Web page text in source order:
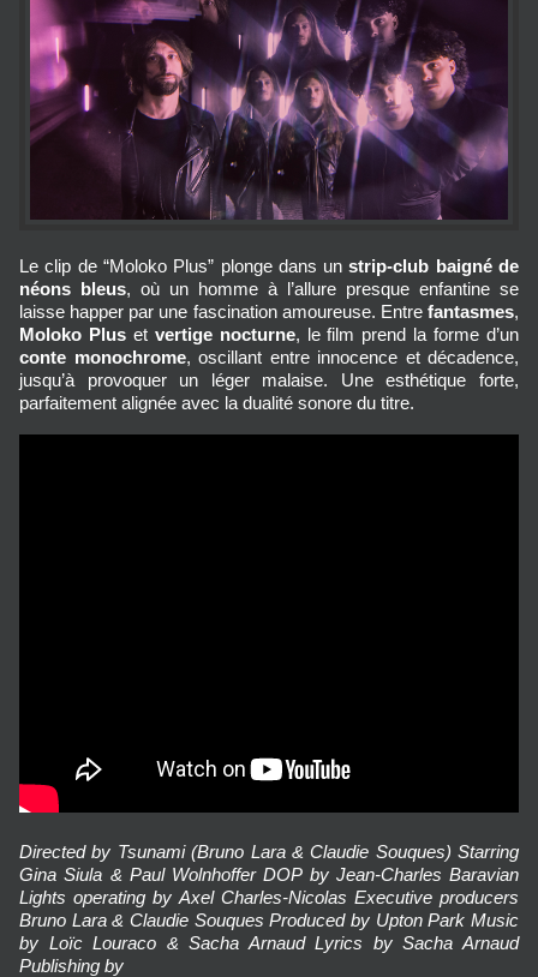
Le clip de “Moloko Plus” plonge dans unstrip‑club baigné de
néons bleus, où un homme à l’allure presque enfantine se
laisse happer par une fascination amoureuse. Entre fantasmes,
Moloko Pluset vertige nocturne, le film prend la forme d’un
conte monochrome, oscillant entre innocence et décadence,
jusqu’à provoquer un léger malaise. Une esthétique forte,
parfaitement alignée avec la dualité sonore du titre.
Directed by Tsunami (Bruno Lara & Claudie Souques) Starring
Gina Siula & Paul Wolnhoffer DOP by Jean-Charles Baravian
Lights operating by Axel Charles-Nicolas Executive producers
Bruno Lara & Claudie Souques Produced by Upton Park Music
by Loïc Louraco & Sacha Arnaud Lyrics by Sacha Arnaud
Publishing by